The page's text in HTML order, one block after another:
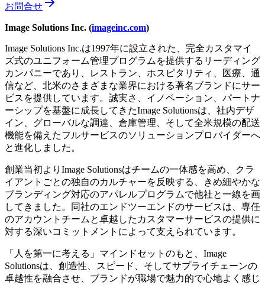
お問合せ
Image Solutions Inc. (imageinc.com)
Image Solutions Inc.は1997年に設立された、完全カスタマイ
ズ式のユニフォーム管理プログラムを提供するリーディング
カンパニーであり、レストラン、ホスピタリティ、医療、通
信など、北米のさまざまな業界における著名ブランドにサー
ビスを提供しています。誠実さ、イノベーション、パートナ
ーシップを基盤に成長してきたImage Solutionsは、社内デザ
イン、グローバルな調達、倉庫管理、そして全米規模の配送
機能を備えたフルサービスのソリューションプロバイダーへ
と進化しました。
創業当初よりImage Solutionsはチームの一体感を高め、クラ
イアントごとの独自のカルチャーを反映する、きめ細やかな
ブランディング対応のアパレルプログラムで他社と一線を画
してきました。同社のエンドツーエンドのサービスは、専任
のアカウントチームと卓越したカスタマーサービスの提供に
対する深いコミットメントによって支えられています。
「人を第一に考える」マインドセットのもと、Image
Solutionsは、創造性、スピード、そしてサプライチェーンの
卓越性を融合させ、ブランドが職場で魅力的で心地よく感じ